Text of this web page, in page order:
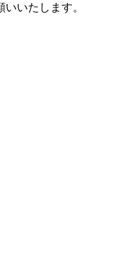
いたします。